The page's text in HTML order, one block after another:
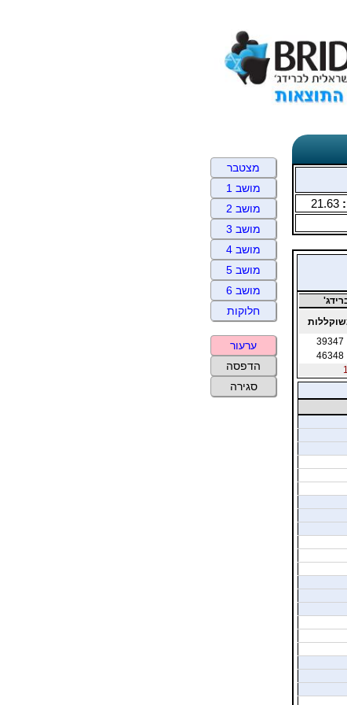
21.63
39347
46348
מצטבר
מושב 1
מושב 2
מושב 3
מושב 4
מושב 5
מושב 6
חלוקות
ערעור
הדפסה
סגירה